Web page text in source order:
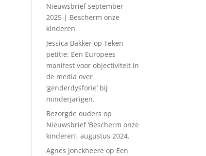
Nieuwsbrief september
2025 | Bescherm onze
kinderen
Jessica Bakker opTeken
petitie: Een Europees
manifest voor objectiviteit in
de media over
‘genderdysforie’ bij
minderjarigen.
Bezorgde ouders op
Nieuwsbrief ‘Bescherm onze
kinderen’, augustus 2024.
Agnes Jonckheere op Een